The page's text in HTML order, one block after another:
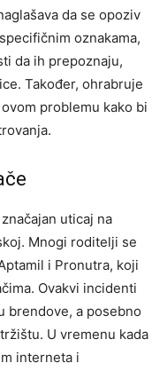
da se opoziv
oznakama,
da ih prepoznaju,
Također, ohrabruje
problemu kako bi
uticaj na
Mnogi roditelji se
i Pronutra, koji
Ovakvi incidenti
brendove, a posebno
U vremenu kada
interneta i